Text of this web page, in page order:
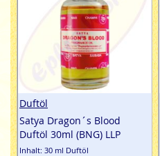
Duftöl
Satya Dragon´s Blood
Duftöl 30ml (BNG) LLP
Inhalt: 30 ml Duftöl